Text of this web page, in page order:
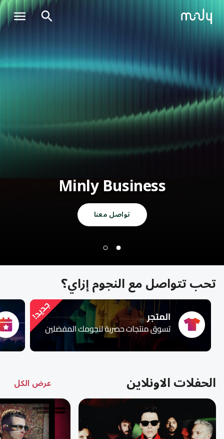
Minly Business
تواصل معنا
تحب تتواصل مع النجوم إزاي؟
الحفلات الاونلاين عرض الكل